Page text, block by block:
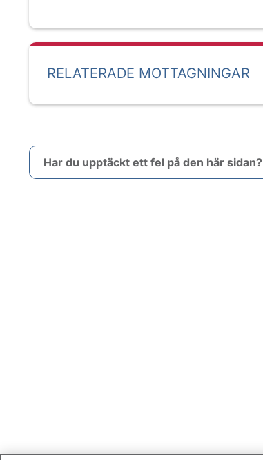
RELATERADE MOTTAGNINGAR
Har du upptäckt ett fel på den här sidan?